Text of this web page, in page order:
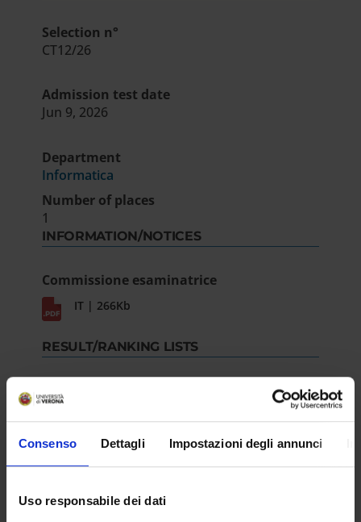
Consenso Dettagli Impostazioni degli annunci
Uso responsabile dei dati
Selection n°
CT12/26
Admission test date
Jun 9, 2026
Department
Informatica
Number of places
1
INFORMATION/NOTICES
Commissione esaminatrice
IT | 266Kb
RESULT/RANKING LISTS
Approvazione atti